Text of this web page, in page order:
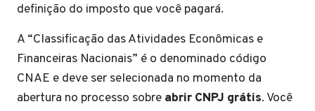
definição do imposto que você pagará.
A “Classificação das Atividades Econômicas e
Financeiras Nacionais” é o denominado código
CNAE e deve ser selecionada no momento da
abertura no processo sobre abrir CNPJ grátis. Você